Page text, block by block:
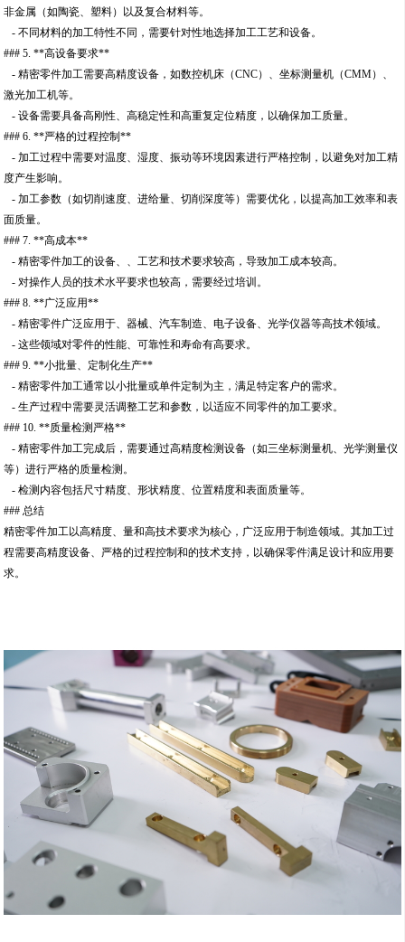
非金属（如陶瓷、塑料）以及复合材料等。
- 不同材料的加工特性不同，需要针对性地选择加工工艺和设备。
### 5. **高设备要求**
- 精密零件加工需要高精度设备，如数控机床（CNC）、坐标测量机（CMM）、
激光加工机等。
- 设备需要具备高刚性、高稳定性和高重复定位精度，以确保加工质量。
### 6. **严格的过程控制**
- 加工过程中需要对温度、湿度、振动等环境因素进行严格控制，以避免对加工精
度产生影响。
- 加工参数（如切削速度、进给量、切削深度等）需要优化，以提高加工效率和表
面质量。
### 7. **高成本**
- 精密零件加工的设备、、工艺和技术要求较高，导致加工成本较高。
- 对操作人员的技术水平要求也较高，需要经过培训。
### 8. **广泛应用**
- 精密零件广泛应用于、器械、汽车制造、电子设备、光学仪器等高技术领域。
- 这些领域对零件的性能、可靠性和寿命有高要求。
### 9. **小批量、定制化生产**
- 精密零件加工通常以小批量或单件定制为主，满足特定客户的需求。
- 生产过程中需要灵活调整工艺和参数，以适应不同零件的加工要求。
### 10. **质量检测严格**
- 精密零件加工完成后，需要通过高精度检测设备（如三坐标测量机、光学测量仪
等）进行严格的质量检测。
- 检测内容包括尺寸精度、形状精度、位置精度和表面质量等。
### 总结
精密零件加工以高精度、量和高技术要求为核心，广泛应用于制造领域。其加工过
程需要高精度设备、严格的过程控制和的技术支持，以确保零件满足设计和应用要
求。